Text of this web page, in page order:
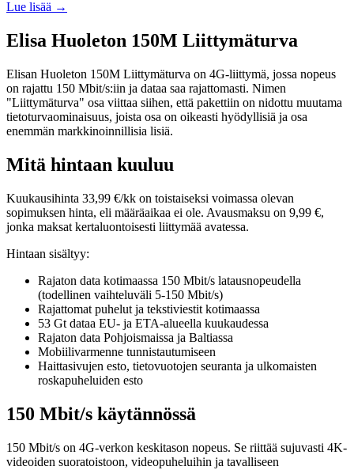
Lue lisää →
Elisa Huoleton 150M Liittymäturva
Elisan Huoleton 150M Liittymäturva on 4G-liittymä, jossa nopeus
on rajattu 150 Mbit/s:iin ja dataa saa rajattomasti. Nimen
"Liittymäturva" osa viittaa siihen, että pakettiin on nidottu muutama
tietoturvaominaisuus, joista osa on oikeasti hyödyllisiä ja osa
enemmän markkinoinnillisia lisiä.
Mitä hintaan kuuluu
Kuukausihinta 33,99 €/kk on toistaiseksi voimassa olevan
sopimuksen hinta, eli määräaikaa ei ole. Avausmaksu on 9,99 €,
jonka maksat kertaluontoisesti liittymää avatessa.
Hintaan sisältyy:
Rajaton data kotimaassa 150 Mbit/s latausnopeudella
(todellinen vaihteluväli 5-150 Mbit/s)
Rajattomat puhelut ja tekstiviestit kotimaassa
53 Gt dataa EU- ja ETA-alueella kuukaudessa
Rajaton data Pohjoismaissa ja Baltiassa
Mobiilivarmenne tunnistautumiseen
Haittasivujen esto, tietovuotojen seuranta ja ulkomaisten
roskapuheluiden esto
150 Mbit/s käytännössä
150 Mbit/s on 4G-verkon keskitason nopeus. Se riittää sujuvasti 4K-
videoiden suoratoistoon, videopuheluihin ja tavalliseen